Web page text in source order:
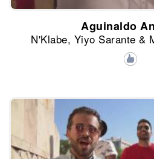
Aguinaldo
N'Klabe, Yiyo Sarante &